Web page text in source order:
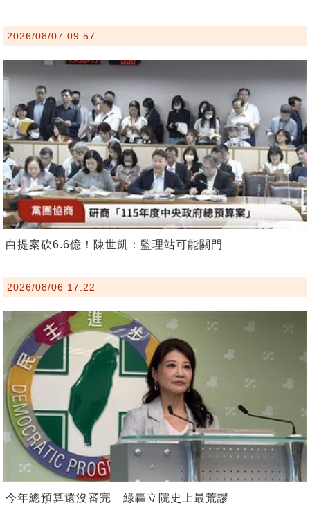
2026/08/07 09:57
白提案砍6.6億！陳世凱：監理站可能關門
2026/08/06 17:22
今年總預算還沒審完 綠轟立院史上最荒謬